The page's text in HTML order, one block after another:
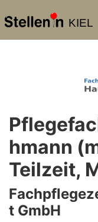
KIEL
hmann
Teilzeit,
t GmbH